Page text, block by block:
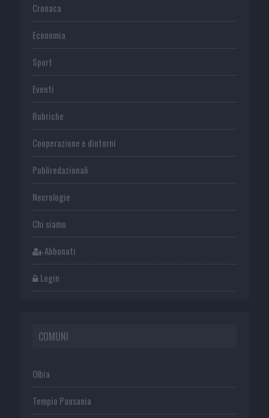
Cronaca
Economia
Sport
Eventi
Rubriche
Cooperazione e dintorni
Publiredazionali
Necrologie
Chi siamo
Abbonati
Login
COMUNI
Olbia
Tempio Pausania